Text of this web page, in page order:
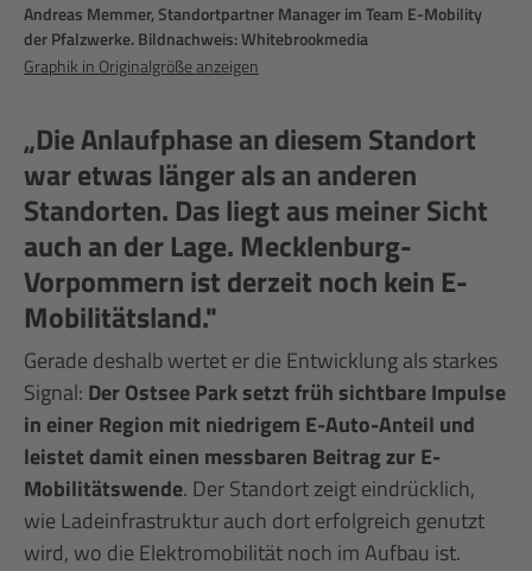
Andreas Memmer, Standortpartner Manager im Team E-Mobility
der Pfalzwerke. Bildnachweis: Whitebrookmedia
Graphik in Originalgröße anzeigen
„Die Anlaufphase an diesem Standort
war etwas länger als an anderen
Standorten. Das liegt aus meiner Sicht
auch an der Lage. Mecklenburg-
Vorpommern ist derzeit noch kein E-
Mobilitätsland."
Gerade deshalb wertet er die Entwicklung als starkes
Signal: Der Ostsee Park setzt früh sichtbare Impulse
in einer Region mit niedrigem E-Auto-Anteil und
leistet damit einen messbaren Beitrag zur E-
Mobilitätswende. Der Standort zeigt eindrücklich,
wie Ladeinfrastruktur auch dort erfolgreich genutzt
wird, wo die Elektromobilität noch im Aufbau ist.